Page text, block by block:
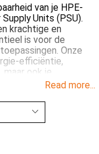
van je HPE-
Units (PSU).
krachtige en
is voor de
Onze
efficiëntie,
ook je
wattage-
behoeften
Read more...